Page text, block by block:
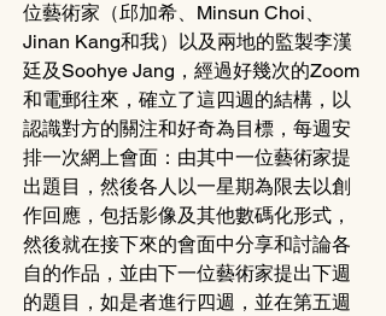
位藝術家（邱加希、Minsun Choi、
Jinan Kang和我）以及兩地的監製李漢
廷及Soohye Jang，經過好幾次的Zoom
和電郵往來，確立了這四週的結構，以
認識對方的關注和好奇為目標，每週安
排一次網上會面：由其中一位藝術家提
出題目，然後各人以一星期為限去以創
作回應，包括影像及其他數碼化形式，
然後就在接下來的會面中分享和討論各
自的作品，並由下一位藝術家提出下週
的題目，如是者進行四週，並在第五週